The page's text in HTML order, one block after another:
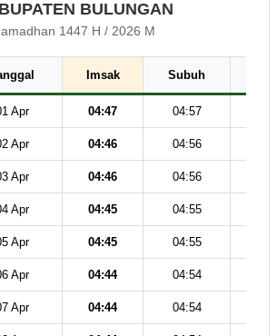
BULUNGAN
1447 H / 2026 M
Imsak Subuh
Apr 04:47 04:57
Apr 04:46 04:56
Apr 04:46 04:56
Apr 04:45 04:55
Apr 04:45 04:55
Apr 04:44 04:54
Apr 04:44 04:54